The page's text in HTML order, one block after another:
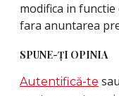
modifica in
fara anuntarea
SPUNE-ŢI OPINIA
Autentifică-te sau